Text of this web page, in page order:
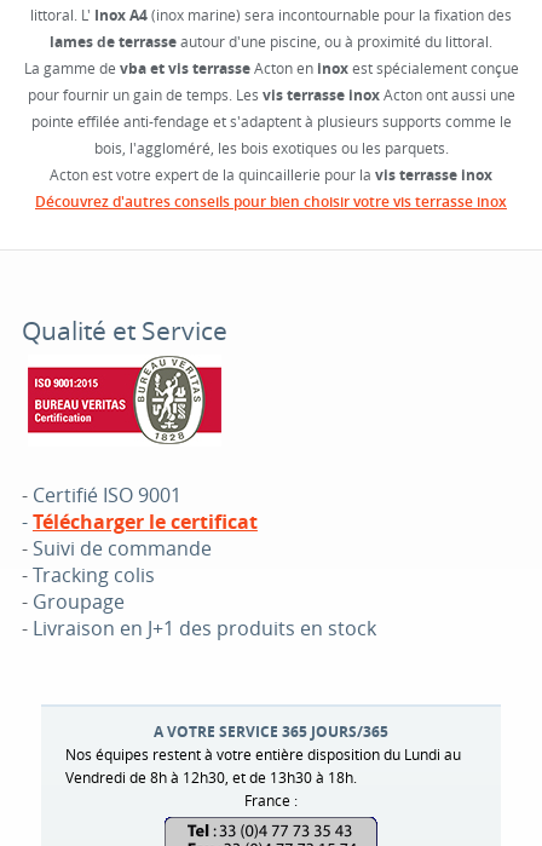
littoral. L' Inox A4(inox marine) sera incontournable pour la fixation des
lames de terrasseautour d'une piscine, ou à proximité du littoral.
La gamme de vba et vis terrasseActon en inoxest spécialement conçue
pour fournir un gain de temps. Les vis terrasse inoxActon ont aussi une
pointe effilée anti-fendage et s'adaptent à plusieurs supports comme le
bois, l'aggloméré, les bois exotiques ou les parquets.
Acton est votre expert de la quincaillerie pour la vis terrasse inox
Découvrez d'autres conseils pour bien choisir votre vis terrasse inox
Qualité et Service
- Certifié ISO 9001
-Télécharger le certificat
- Suivi de commande
-Tracking colis
- Groupage
- Livraison en J+1 des produits en stock
A VOTRE SERVICE 365 JOURS/365
Nos équipes restent à votre entière disposition du Lundi au
Vendredi de 8h à 12h30, et de 13h30 à 18h.
France :